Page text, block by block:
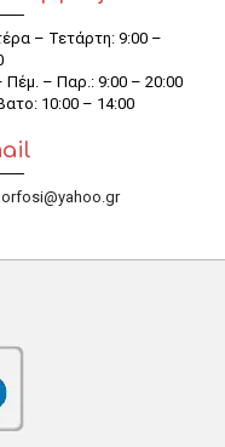
– Τετάρτη: 9:00 –
Πέμ. – Παρ.: 9:00 – 20:00
10:00 – 14:00